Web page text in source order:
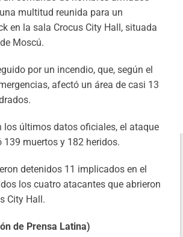
multitud reunida para un
en la sala Crocus City Hall, situada
Moscú.
por un incendio, que, según el
afectó un área de casi 13
los últimos datos oficiales, el ataque
139 muertos y 182 heridos.
detenidos 11 implicados en el
los cuatro atacantes que abrieron
City Hall.
de Prensa Latina)